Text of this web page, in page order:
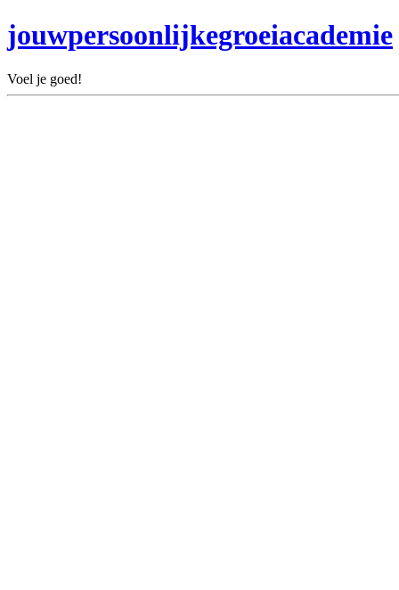
jouwpersoonlijkegroeiacademie
Voel je goed!